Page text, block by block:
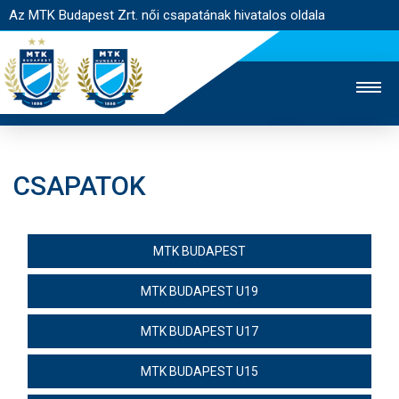
Az MTK Budapest Zrt. női csapatának hivatalos oldala
JEGYÉRTÉKESÍTÉS
WEBSHOP
STADION
EGYESÜLET
KAPCSOLAT
NYITÓLAP
HÍREK
CSAPATOK
MTK BUDAPEST
MTK BUDAPEST U19
MTK BUDAPEST U17
MTK BUDAPEST U15